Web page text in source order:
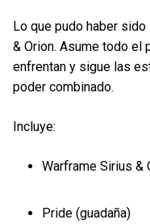
Lo que pudo haber
& Orion. Asume todo
enfrentan y sigue las
poder combinado.
Incluye:
Warframe Sirius &
Pride (guadaña)